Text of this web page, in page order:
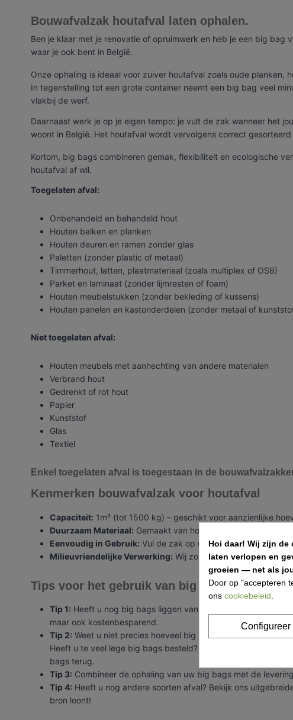
Bouwafvalzak houtafval laten ophalen.
Ben je klaar met je renovatie of opruimwerk en heb je een big
waar je ook bent in België.
Onze ophaling is ideaal voor zuiver houtafval zoals oude planken,
In tegenstelling tot een grote container neemt een big bag veel
vlakbij de werf.
Daarnaast werk je op je eigen tempo: je vult de zak wanneer het
woont in België. Het houtafval wordt vervolgens correct
Kortom, big bags combineren gemak, flexibiliteit en ecologische
houtafval af wil.
Toegelaten afval:
Onbehandeld en behandeld hout
Houten balken en planken
Houten deuren en ramen zonder glas
Paletten (zonder plastic of metaal)
Timmerhout, latten, plaatmateriaal (zoals multiplex of OSB)
Parket en laminaat (zonder lijmresten of foam)
Houten meubelstukken (zonder bekleding of kussens)
Houten panelen en kastonderdelen (zonder metaal of
Niet toegelaten afval:
Houten meubels met aanhechting van andere materialen
Verbrand hout
Gedrenkt of rot hout
Papier
Kunststof
Glas
Textiel
Enkel toegelaten afval is toegestaan in de
Kenmerken bouwafvalzak voor houtafval
Capaciteit: 1m³ (tot 1500 kg) – geschikt voor aanzienlijke
Duurzaam Materiaal: Gemaakt van hoogwaardig, scheurvast
Eenvoudig in Gebruik: Vul de zak op uw eigen tempo en
Milieuvriendelijke Verwerking: Wij zorgen voor een
Tips voor het gebruik van big bags
Tip 1: Heeft u nog big bags liggen van een eerdere levering
maar ook kostenbesparend.
Tip 2: Weet u niet precies hoeveel big bags u nodig heeft?
Heeft u te veel lege big bags besteld? Geen probleem! Geef
bags terug.
Tip 3: Combineer de ophaling van uw big bags met de
Tip 4: Heeft u nog andere soorten afval? Bekijk ons
bron loont!
Hoi daar! Wij zijn de
laten verlopen en
groeien — net als
Door op "accepteren
ons cookiebeleid
Configureer